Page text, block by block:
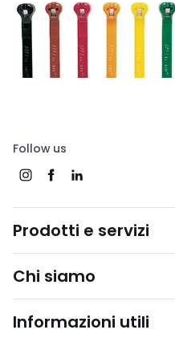
Follow us
Prodotti e servizi
Chi siamo
Informazioni utili